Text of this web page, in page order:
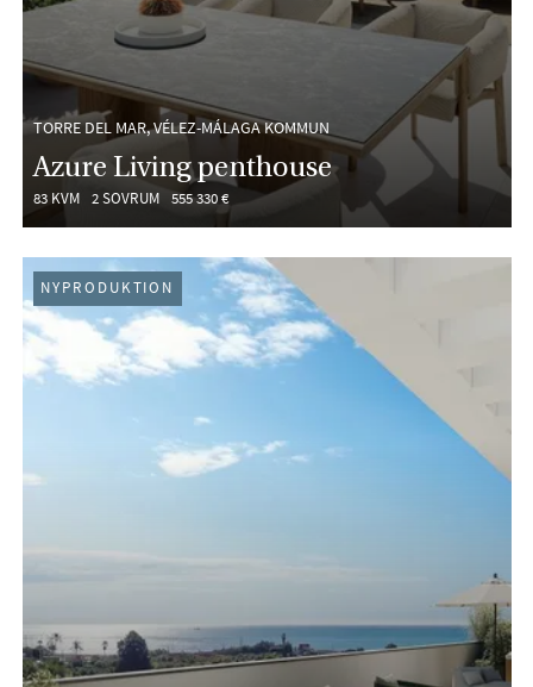
TORRE DEL MAR, VÉLEZ-MÁLAGA KOMMUN
Azure Living penthouse
83 KVM 2 SOVRUM 555 330 €
NYPRODUKTION